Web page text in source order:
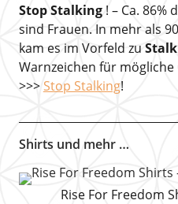
Stop Stalking! – Ca. 86%
sind Frauen. In mehr als
kam es im Vorfeld zu
Warnzeichen für mögliche
>>> Stop Stalking!
Shirts und mehr …
Rise For Freedom